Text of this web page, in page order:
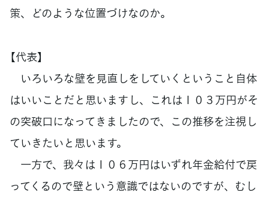
策、どのような位置づけなのか。
【代表】
いろいろな壁を見直しをしていくということ自体
はいいことだと思いますし、これは１０３万円がそ
の突破口になってきましたので、この推移を注視し
ていきたいと思います。
一方で、我々は１０６万円はいずれ年金給付で戻
ってくるので壁という意識ではないのですが、むし